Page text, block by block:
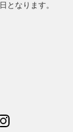
となります。